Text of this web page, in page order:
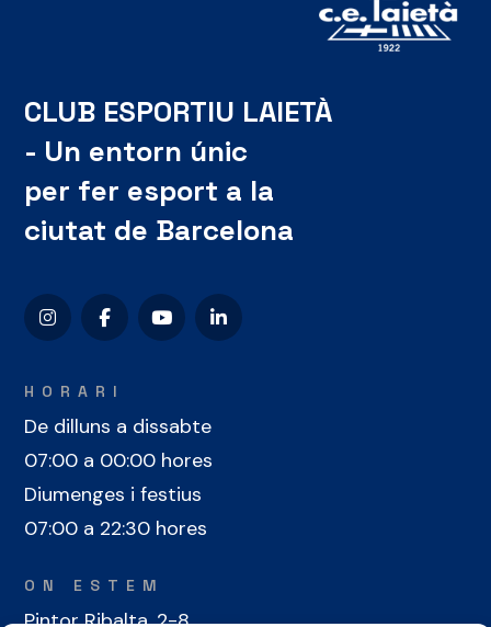
CLUB ESPORTIU LAIETÀ
- Un entorn únic
per fer esport a la
ciutat de Barcelona
HORARI
De dilluns a dissabte
07:00 a 00:00 hores
Diumenges i festius
07:00 a 22:30 hores
ON ESTEM
Pintor Ribalta, 2-8